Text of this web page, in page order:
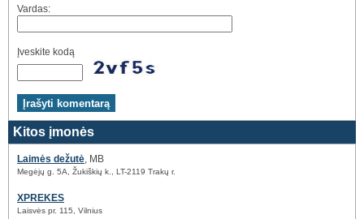
Vardas:
Įveskite kodą
Kitos įmonės
Laimės dežutė, MB
Megėjų g. 5A, Žukiškių k., LT-2119 Trakų r.
XPREKES
Laisvės pr. 115, Vilnius